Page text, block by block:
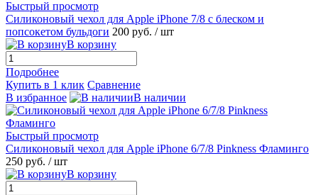
Быстрый просмотр
Силиконовый чехол для Apple iPhone 7/8 с блеском и
попсокетом бульдоги 200 руб. / шт
В корзину
Подробнее
Купить в 1 клик Сравнение
В избранное
В наличии
Быстрый просмотр
Силиконовый чехол для Apple iPhone 6/7/8 Pinkness Фламинго
250 руб. / шт
В корзину